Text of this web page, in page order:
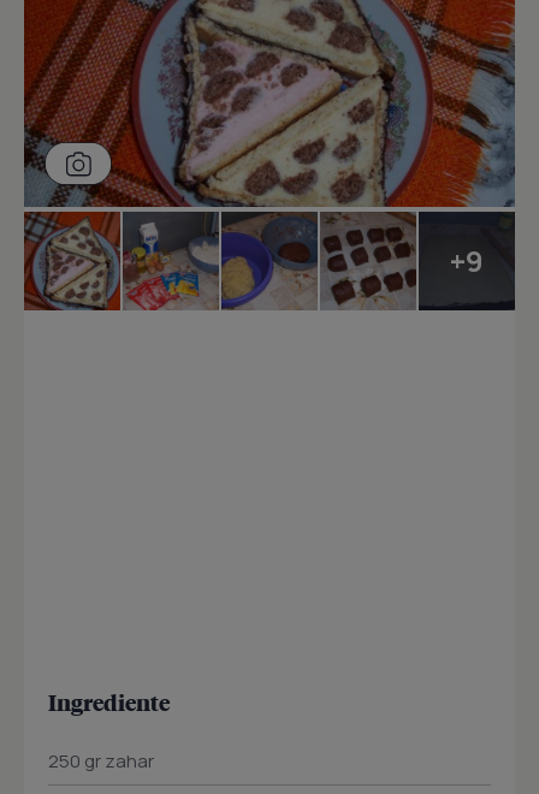
+9
Ingrediente
250 gr zahar